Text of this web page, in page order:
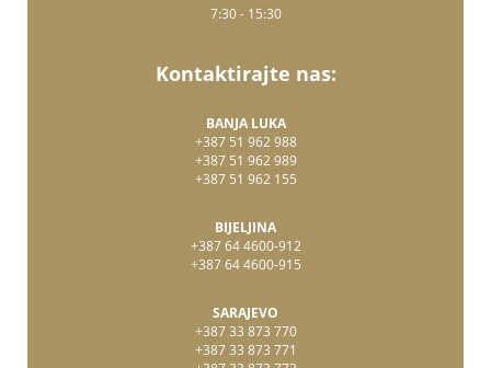
7:30 - 15:30
Kontaktirajte nas:
BANJA LUKA
+387 51 962 988
+387 51 962 989
+387 51 962 155
BIJELJINA
+387 64 4600-912
+387 64 4600-915
SARAJEVO
+387 33 873 770
+387 33 873 771